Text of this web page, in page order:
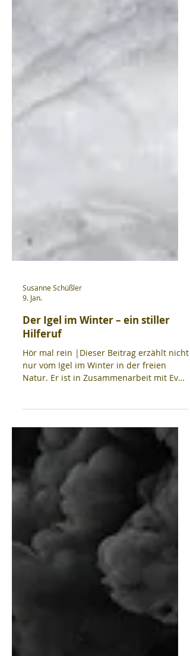
Susanne Schüßler
9. Jan.
Der Igel im Winter – ein stiller
Hilferuf
Hör mal rein |Dieser Beitrag erzählt nicht
Tierheilpraktikerin, die Igel in Not pflegt
und fachkundig versorgt. Sie erlebt die
dramatischen Folgen von
Lebensraumverlust, Insektensterben und
Klimawandel unmittelbar, denn immer
mehr geschwächte Tiere werden in
menschliche Obhut gebracht. Die Zahl
der Igel, die auf Pflege angewiesen sind,
ist in den vergangenen Jahren de